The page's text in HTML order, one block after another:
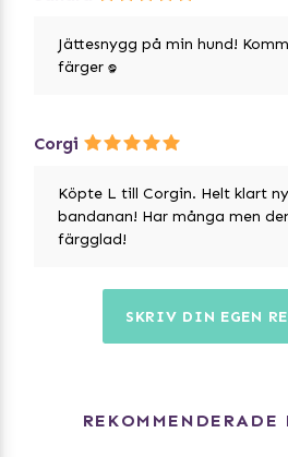
Jättesnygg på min hund!
färger :D
Corgi
Köpte L till Corgin. Helt klart
bandanan! Har många men
färgglad!
SKRIV DIN EGEN
REKOMMENDERADE